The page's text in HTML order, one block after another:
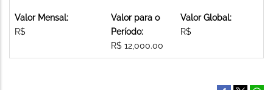
Valor Mensal:
R$
Valor para o
Período:
R$ 12,000.00
Valor Global:
R$